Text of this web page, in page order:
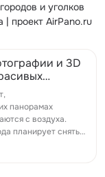
и уголков
| проект AirPano.ru
и 3D
360°
| проект
панорамах
с воздуха.
планирует снять
3D туры